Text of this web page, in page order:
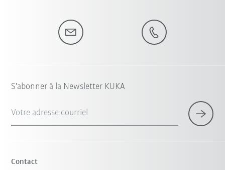
S'abonner à la Newsletter KUKA
Votre adresse courriel
Contact